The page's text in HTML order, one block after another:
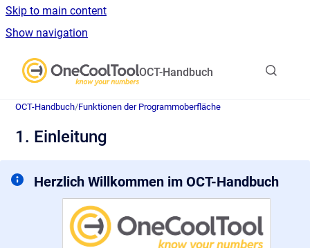
Skip to main content
Show navigation
OCT-Handbuch
OCT-Handbuch/Funktionen der Programmoberfläche
1. Einleitung
Herzlich Willkommen im OCT-Handbuch